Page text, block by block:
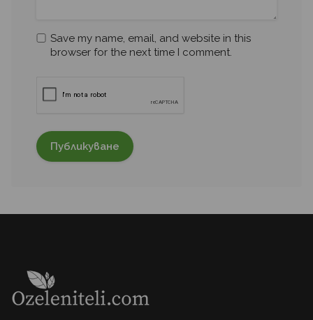
Save my name, email, and website in this
browser for the next time I comment.